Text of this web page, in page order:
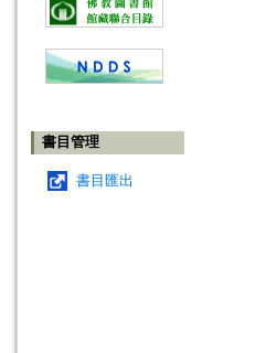
書目管理
書目匯出